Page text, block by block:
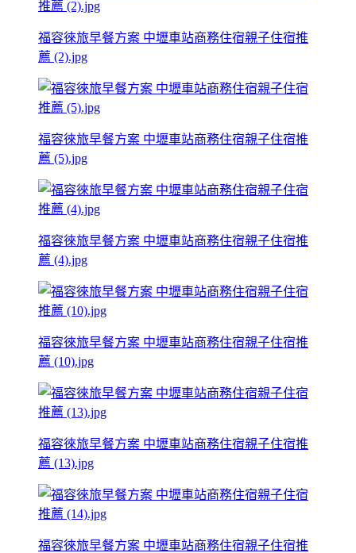
福容徠旅早餐方案 中壢車站商務住宿親子住宿推
薦 (2).jpg
福容徠旅早餐方案 中壢車站商務住宿親子住宿推
薦 (5).jpg
福容徠旅早餐方案 中壢車站商務住宿親子住宿推
薦 (4).jpg
福容徠旅早餐方案 中壢車站商務住宿親子住宿推
薦 (10).jpg
福容徠旅早餐方案 中壢車站商務住宿親子住宿推
薦 (13).jpg
福容徠旅早餐方案 中壢車站商務住宿親子住宿推